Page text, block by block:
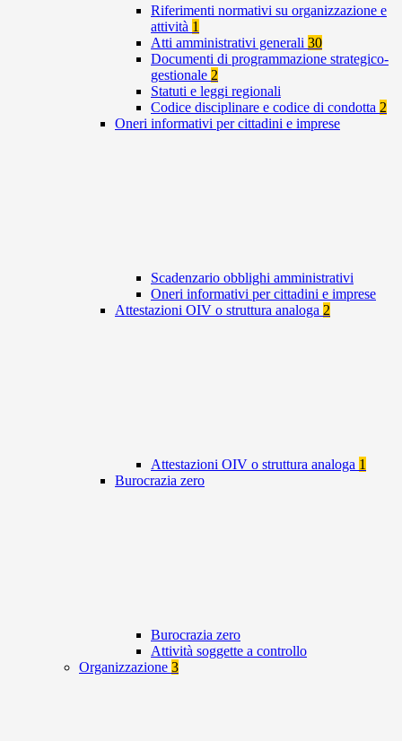
Riferimenti normativi su organizzazione e
attività 1
Atti amministrativi generali 30
Documenti di programmazione strategico-
gestionale 2
Statuti e leggi regionali
Codice disciplinare e codice di condotta 2
Oneri informativi per cittadini e imprese
Scadenzario obblighi amministrativi
Oneri informativi per cittadini e imprese
Attestazioni OIV o struttura analoga 2
Attestazioni OIV o struttura analoga 1
Burocrazia zero
Burocrazia zero
Attività soggette a controllo
Organizzazione 3